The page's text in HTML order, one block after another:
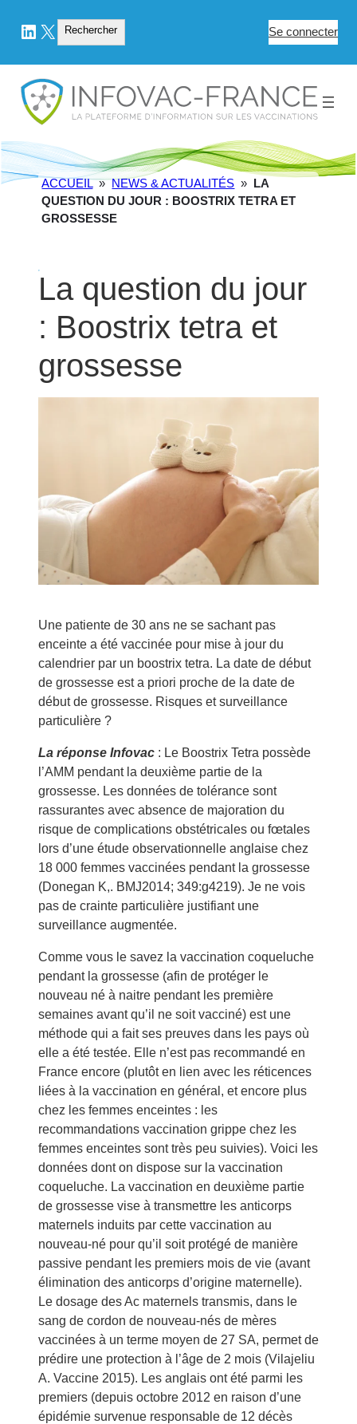
LinkedIn
X Rechercher
Rechercher Se connecter
ACCUEIL » NEWS & ACTUALITÉS » LA
QUESTION DU JOUR : BOOSTRIX TETRA ET
GROSSESSE
La question du jour
: Boostrix tetra et
grossesse
Une patiente de 30 ans ne se sachant pas
enceinte a été vaccinée pour mise à jour du
calendrier par un boostrix tetra. La date de début
de grossesse est a priori proche de la date de
début de grossesse. Risques et surveillance
particulière ?
La réponse Infovac : Le Boostrix Tetra possède
l’AMM pendant la deuxième partie de la
grossesse. Les données de tolérance sont
rassurantes avec absence de majoration du
risque de complications obstétricales ou fœtales
lors d’une étude observationnelle anglaise chez
18 000 femmes vaccinées pendant la grossesse
(Donegan K,. BMJ2014; 349:g4219). Je ne vois
pas de crainte particulière justifiant une
surveillance augmentée.
Comme vous le savez la vaccination coqueluche
pendant la grossesse (afin de protéger le
nouveau né à naitre pendant les première
semaines avant qu’il ne soit vacciné) est une
méthode qui a fait ses preuves dans les pays où
elle a été testée. Elle n’est pas recommandé en
France encore (plutôt en lien avec les réticences
liées à la vaccination en général, et encore plus
chez les femmes enceintes : les
recommandations vaccination grippe chez les
femmes enceintes sont très peu suivies). Voici les
données dont on dispose sur la vaccination
coqueluche. La vaccination en deuxième partie
de grossesse vise à transmettre les anticorps
maternels induits par cette vaccination au
nouveau-né pour qu’il soit protégé de manière
passive pendant les premiers mois de vie (avant
élimination des anticorps d’origine maternelle).
Le dosage des Ac maternels transmis, dans le
sang de cordon de nouveau-nés de mères
vaccinées à un terme moyen de 27 SA, permet de
prédire une protection à l’âge de 2 mois (Vilajeliu
A. Vaccine 2015). Les anglais ont été parmi les
premiers (depuis octobre 2012 en raison d’une
épidémie survenue responsable de 12 décès